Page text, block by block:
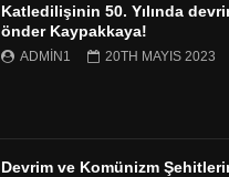
Katledilişinin 50. Yılında
önder Kaypakkaya!
ADMIN1 20TH MAYIS 2023
Devrim ve Komünizm